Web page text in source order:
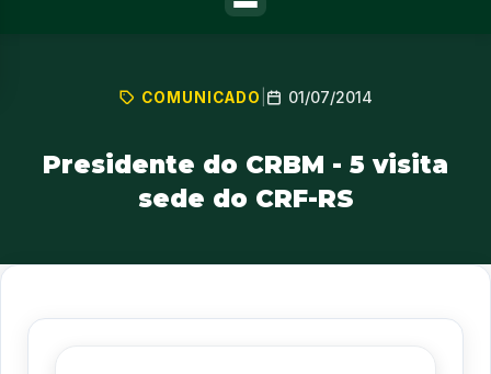
COMUNICADO 01/07/2014
Presidente do CRBM - 5 visita
sede do CRF-RS